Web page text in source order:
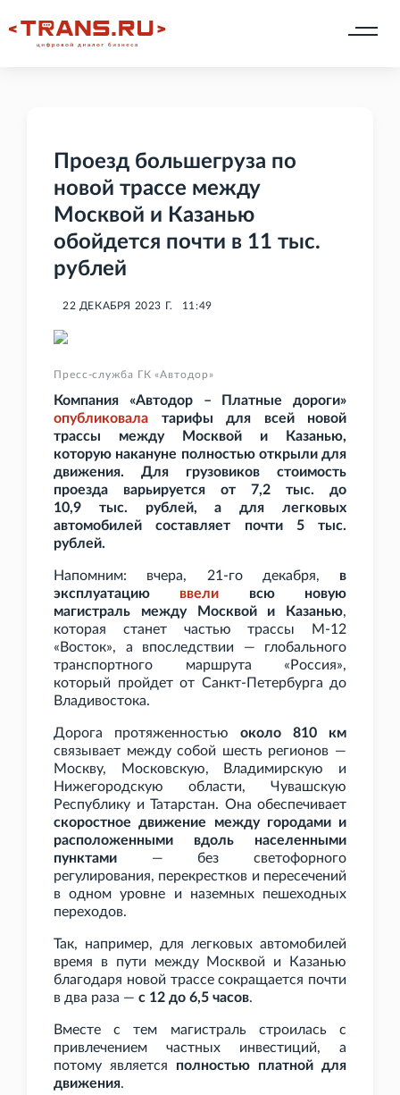
Проезд большегруза по
новой трассе между
Москвой и Казанью
обойдется почти в 11 тыс.
рублей
22 ДЕКАБРЯ 2023 Г. 11:49
Пресс-служба ГК «Автодор»
Компания «Автодор – Платные дороги»
опубликовала тарифы для всей новой
трассы между Москвой и Казанью,
которую накануне полностью открыли для
движения. Для грузовиков стоимость
проезда варьируется от 7,2
тыс. до
10,9
тыс. рублей, а для легковых
автомобилей составляет почти 5
тыс.
рублей.
Напомним: вчера, 21-го декабря, в
эксплуатацию ввели всю новую
магистраль между Москвой и Казанью,
которая станет частью трассы М-12
«Восток», а впоследствии — глобального
транспортного маршрута «Россия»,
который пройдет от Санкт-Петербурга до
Владивостока.
Дорога протяженностью около 810
км
связывает между собой шесть регионов —
Москву, Московскую, Владимирскую и
Нижегородскую области, Чувашскую
Республику и Татарстан. Она обеспечивает
скоростное движение между городами и
расположенными вдоль населенными
пунктами — без светофорного
регулирования, перекрестков и пересечений
в одном уровне и наземных пешеходных
переходов.
Так, например, для легковых автомобилей
время в пути между Москвой и Казанью
благодаря новой трассе сокращается почти
в два раза — с 12 до 6,5 часов.
Вместе с тем магистраль строилась с
привлечением частных инвестиций, а
потому является полностью платной для
движения.